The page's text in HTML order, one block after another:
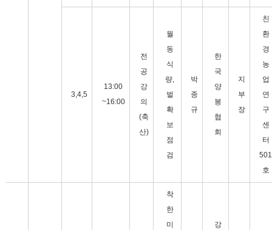
3,4,5
13:00
~16:00
전
공
강
의
(축
산)
월
동
식
량,
벌
확
보
점
검
박
종
규
한
국
양
봉
협
회
지
부
장
친
환
경
농
업
연
구
센
터
501
호
착
한
미
강